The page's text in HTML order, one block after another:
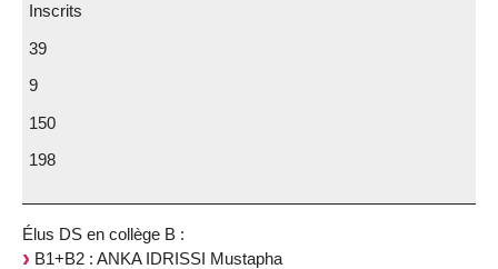
Inscrits
39
9
150
198
Élus DS en collège B :
B1+B2 : ANKA IDRISSI Mustapha